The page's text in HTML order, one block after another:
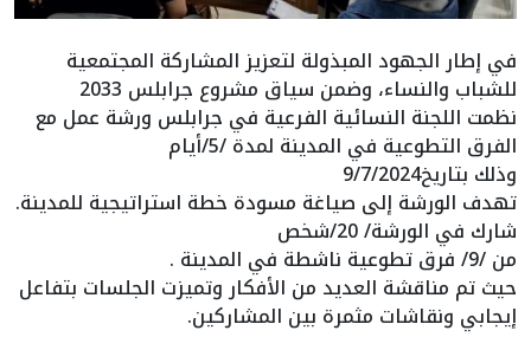
في إطار الجهود المبذولة لتعزيز المشاركة المجتمعية
للشباب والنساء، وضمن سياق مشروع جرابلس 2033
نظمت اللجنة النسائية الفرعية في جرابلس ورشة عمل مع
الفرق التطوعية في المدينة لمدة /5/أيام
وذلك بتاريخ9/7/2024
تهدف الورشة إلى صياغة مسودة خطة استراتيجية للمدينة.
شارك في الورشة/ 20/شخص
من /9/ فرق تطوعية ناشطة في المدينة .
حيث تم مناقشة العديد من الأفكار وتميزت الجلسات بتفاعل
إيجابي ونقاشات مثمرة بين المشاركين.